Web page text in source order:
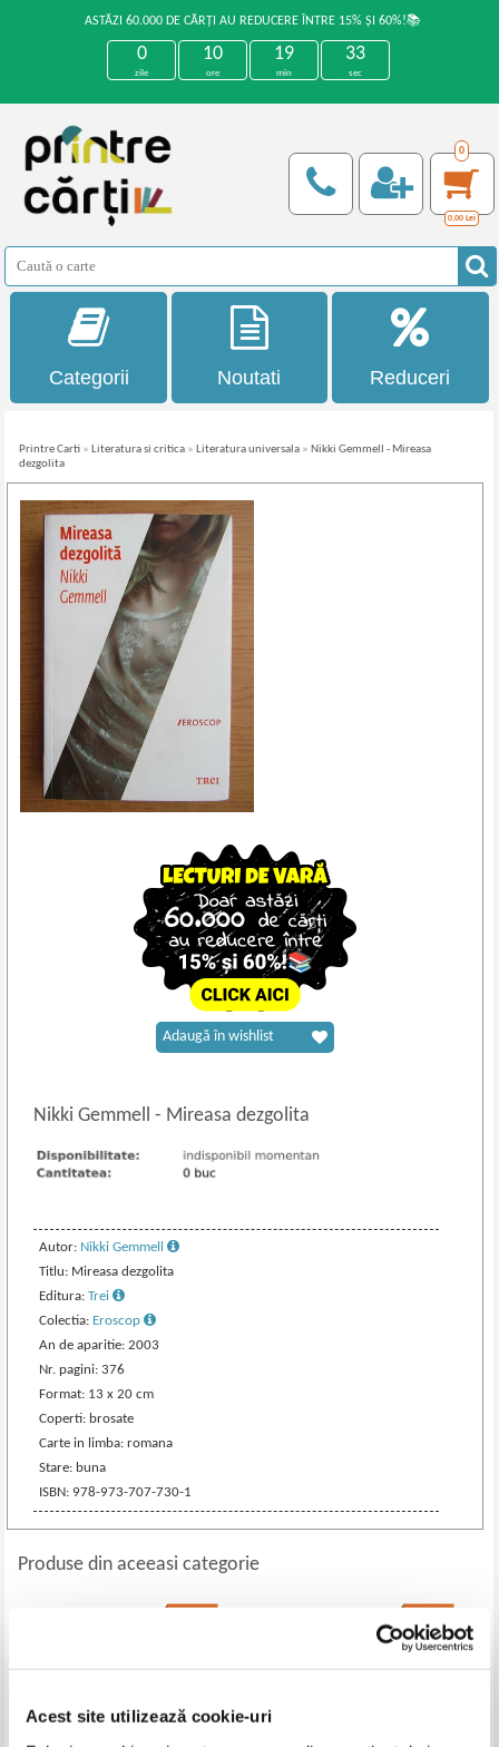
Acest site utilizează cookie-uri
ASTĂZI 60.000 DE CĂRȚI AU REDUCERE ÎNTRE 15% ȘI 60%!📚
0
zile
10
ore
19
min
33
sec
0
0,00 Lei
Categorii Noutati Reduceri
Printre Carti » Literatura si critica » Literatura universala » Nikki Gemmell - Mireasa
dezgolita
Nikki Gemmell- Mireasa dezgolita
Autor: Nikki Gemmell
Titlu: Mireasa dezgolita
Editura:Trei
Colectia: Eroscop
An de aparitie: 2003
Nr. pagini: 376
Format: 13 x 20 cm
Coperti: brosate
Carte in limba: romana
Stare: buna
ISBN: 978-973-707-730-1
Adaugă în wishlist
Produse din aceeasi categorie